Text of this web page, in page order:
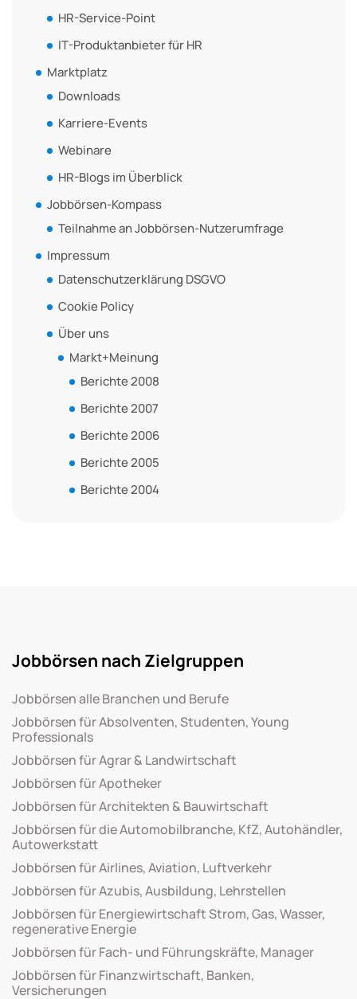
HR-Service-Point
IT-Produktanbieter für HR
Marktplatz
Downloads
Karriere-Events
Webinare
HR-Blogs im Überblick
Jobbörsen-Kompass
Teilnahme an Jobbörsen-Nutzerumfrage
Impressum
Datenschutzerklärung DSGVO
Cookie Policy
Über uns
Markt+Meinung
Berichte 2008
Berichte 2007
Berichte 2006
Berichte 2005
Berichte 2004
Jobbörsen nach Zielgruppen
Jobbörsen alle Branchen und Berufe
Jobbörsen für Absolventen, Studenten, Young
Professionals
Jobbörsen für Agrar & Landwirtschaft
Jobbörsen für Apotheker
Jobbörsen für Architekten & Bauwirtschaft
Jobbörsen für die Automobilbranche, KfZ, Autohändler,
Autowerkstatt
Jobbörsen für Airlines, Aviation, Luftverkehr
Jobbörsen für Azubis, Ausbildung, Lehrstellen
Jobbörsen für Energiewirtschaft Strom, Gas, Wasser,
regenerative Energie
Jobbörsen für Fach- und Führungskräfte, Manager
Jobbörsen für Finanzwirtschaft, Banken,
Versicherungen